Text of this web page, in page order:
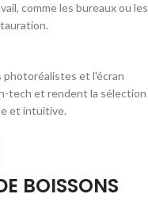
comme les bureaux ou les
photoréalistes et l'écran
tech et rendent la sélection
et intuitive.
BOISSONS